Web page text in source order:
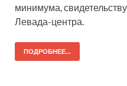
минимума,
Левада-центра.
ПОДРОБНЕЕ...